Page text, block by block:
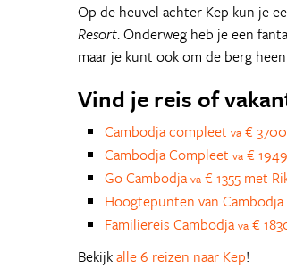
Op de heuvel achter Kep kun je
Resort. Onderweg heb je een
maar je kunt ook om de berg
Vind je reis of
Cambodja compleet va €
Cambodja Compleet va €
Go Cambodja va € 1355 met
Hoogtepunten van Cambodja
Familiereis Cambodja va €
Bekijkalle 6 reizen naar Kep!